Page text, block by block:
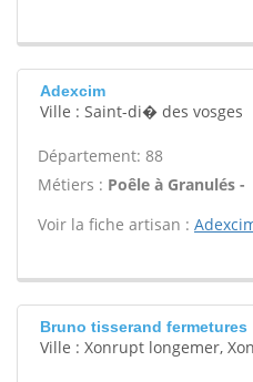
Adexcim
Ville : Saint-di� des vosges
Département: 88
Métiers : Poêle à Granulés -
Voir la fiche artisan :
Bruno tisserand fermetures
Ville : Xonrupt longemer,